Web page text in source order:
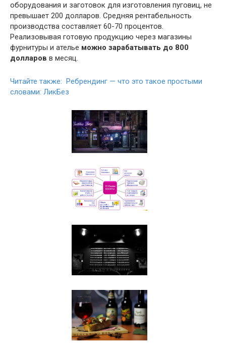
оборудования и заготовок для изготовления пуговиц, не
превышает 200 долларов. Средняя рентабельность
производства составляет 60-70 процентов.
Реализовывая готовую продукцию через магазины
фурнитуры и ателье можно зарабатывать до 800
долларов в месяц.
Читайте также: Ребрендинг — что это такое простыми
словами: ЛикБез